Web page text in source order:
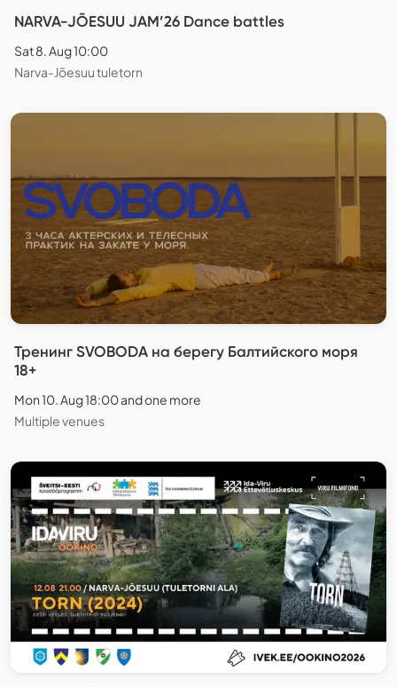
NARVA-JÕESUU JAM’26 Dance battles
Sat 8. Aug 10:00
Narva-Jõesuu tuletorn
Тренинг SVOBODA на берегу Балтийского моря
18+
Mon 10. Aug 18:00 and one more
Multiple venues